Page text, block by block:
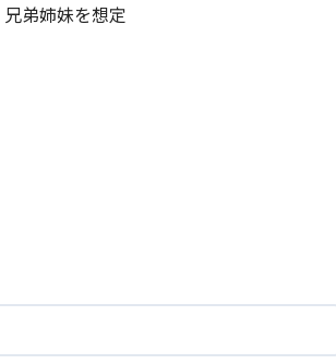
弟姉妹を想定